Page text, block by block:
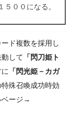
００になる。
ド複数を採用し
動して
「閃刀姫ト
「閃光姫－カガ
特殊召喚成功時効
ベージ→